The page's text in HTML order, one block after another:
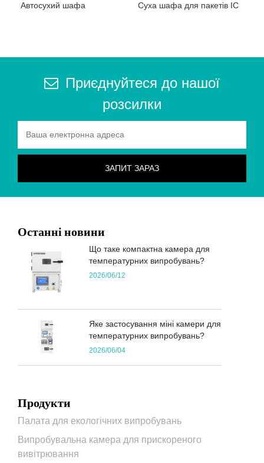
Автосухий шафа Суха шафа для пакетів IC
Приєднуйтеся до нашої
розсилки
Останні новини
Що таке компактна камера для
температурних випробувань?
2026/06/12
Яке застосування міні камери для
температурних випробувань?
2026/06/04
Продукти
Палата для екологічних випробувань
Випробувальна камера для прискореного
вивітрювання